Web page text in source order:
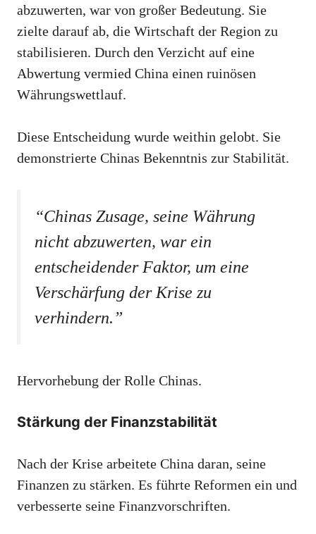
abzuwerten, war von großer Bedeutung. Sie
zielte darauf ab, die Wirtschaft der Region zu
stabilisieren. Durch den Verzicht auf eine
Abwertung vermied China einen ruinösen
Währungswettlauf.
Diese Entscheidung wurde weithin gelobt. Sie
demonstrierte Chinas Bekenntnis zur Stabilität.
“Chinas Zusage, seine Währung
nicht abzuwerten, war ein
entscheidender Faktor, um eine
Verschärfung der Krise zu
verhindern.”
Hervorhebung der Rolle Chinas.
Stärkung der Finanzstabilität
Nach der Krise arbeitete China daran, seine
Finanzen zu stärken. Es führte Reformen ein und
verbesserte seine Finanzvorschriften.